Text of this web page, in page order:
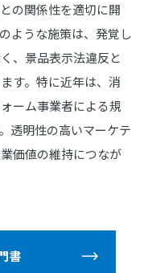
の関係性を適切に開
ような施策は、発覚し
、景品表示法違反と
す。特に近年は、消
ーム事業者による規
透明性の高いマーケテ
価値の維持につなが
書